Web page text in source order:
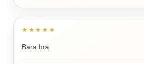
★★★★★
Bara bra